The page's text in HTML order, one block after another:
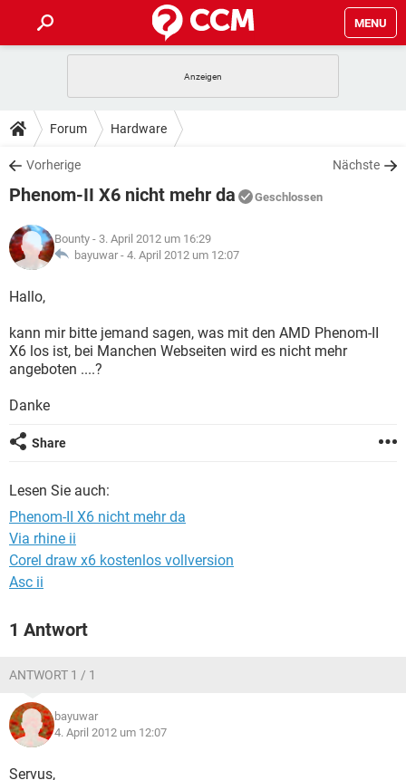
MENU
ANDROID
WINDOWS 10
WHATSAPP TIKTOK
FACEBOOK
TIPPS & TRICKS
SPIELE
WHATSAPP
FACEBOOK
DOWNLOADS
SPIELE STREAMING
ANDROID
WINDOWS 10 INSTAGRAM
WHATSAPP
SPIELE
ANDROID
WINDOWS 10
WHATSAPP TIKTOK
FACEBOOK
LEXIKON
SPIELE
WINDOWS 10 INSTAGRAM
WHATSAPP
FACEBOOK
Forum Hardware
Vorherige Nächste
Phenom-II X6 nicht mehr da Geschlossen
Bounty - 3. April 2012 um 16:29
bayuwar - 4. April 2012 um 12:07
Hallo,
kann mir bitte jemand sagen, was mit den AMD Phenom-II
X6 los ist, bei Manchen Webseiten wird es nicht mehr
angeboten ....?
Danke
Share
Lesen Sie auch:
Phenom-II X6 nicht mehr da
Via rhine ii
Corel draw x6 kostenlos vollversion
Asc ii
1 Antwort
ANTWORT 1 / 1
bayuwar
4. April 2012 um 12:07
Servus,